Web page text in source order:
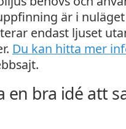
är i
endast ljuset
Du kan hitta mer
en bra idé att